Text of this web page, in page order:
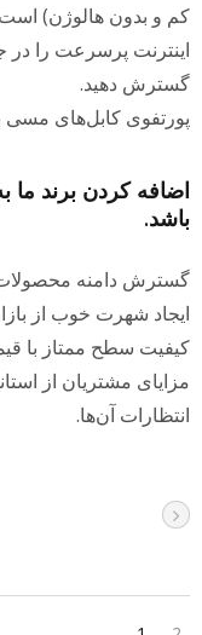
و بدون هالوژن) است.
پرسرعت را در
دهید.
کابل‌های مسی با گارانتی
کردن برند ما
دامنه محصولات با
شهرت خوب از
سطح ممتاز با
مشتریان از
آن‌ها.